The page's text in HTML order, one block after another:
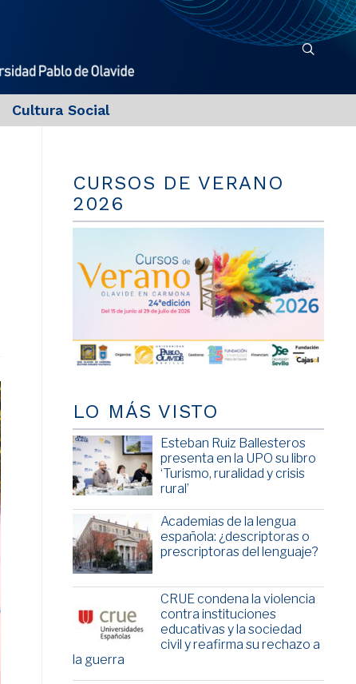
Cultura Social
CURSOS DE VERANO
2026
LO MÁS VISTO
Esteban Ruiz Ballesteros
presenta en la UPO su libro
‘Turismo, ruralidad y crisis
rural’
Academias de la lengua
española: ¿descriptoras o
prescriptoras del lenguaje?
CRUE condena la violencia
contra instituciones
educativas y la sociedad
civil y reafirma su rechazo a
la guerra